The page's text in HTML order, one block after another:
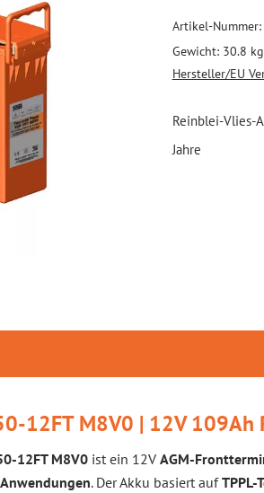
Artikel-Nummer:
Gewicht: 30.8 kg
Hersteller/EU
Reinblei-Vlies-
Jahre
12FT M8V0 | 12V 109Ah
12FT M8V0 ist ein 12V AGM-
. Der Akku basiert aufTPPL-